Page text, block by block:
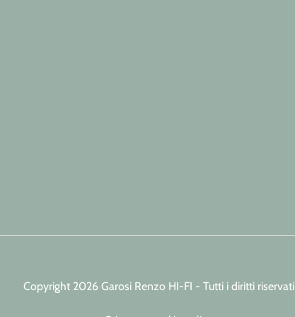
Copyright 2026 Garosi Renzo HI-FI - Tutti i diritti riservati